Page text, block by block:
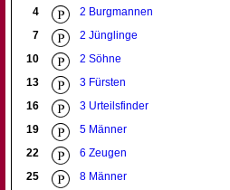
4
2 Burgmannen
7
2 Jünglinge
10
2 Söhne
13
3 Fürsten
16
3 Urteilsfinder
19
5 Männer
22
6 Zeugen
25
8 Männer